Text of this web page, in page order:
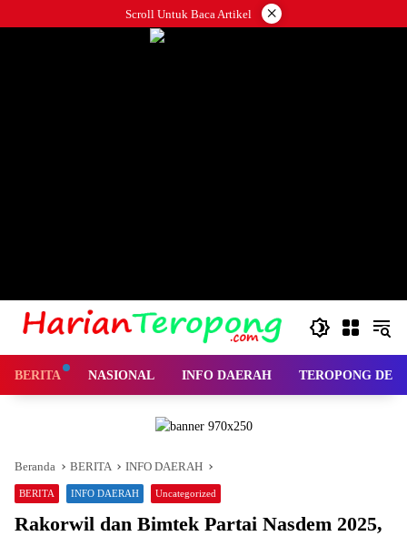
ke
Scroll Untuk Baca Artikel ×
BERITA NASIONAL INFO DAERAH TEROPONG
Beranda BERITA INFO DAERAH
BERITA INFO DAERAH Uncategorized
Rakorwil dan Bimtek Partai Nasdem 2025,